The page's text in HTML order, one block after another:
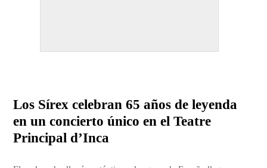
Los Sírex celebran 65 años de leyenda
en un concierto único en el Teatre
Principal d’Inca